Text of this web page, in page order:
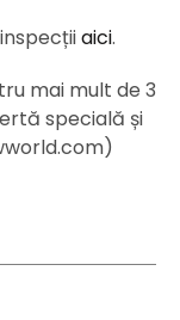
aici.
mai mult de 3
specială și